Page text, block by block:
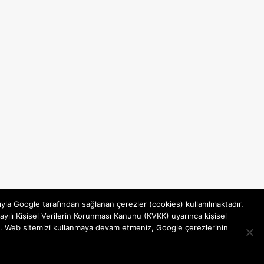
Google tarafından sağlanan çerezler (cookies) kullanılmaktadır.
Kişisel Verilerin Korunması Kanunu (KVKK) uyarınca kişisel
Web sitemizi kullanmaya devam etmeniz, Google çerezlerinin